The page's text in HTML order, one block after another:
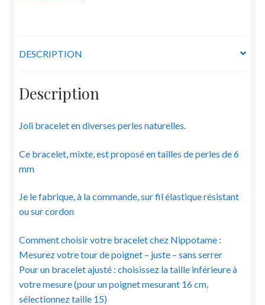
DESCRIPTION
Description
Joli bracelet en diverses perles naturelles.
Ce bracelet, mixte, est proposé en tailles de perles de 6
mm
Je le fabrique, à la commande, sur fil élastique résistant
ou sur cordon
Comment choisir votre bracelet chez Nippotame :
Mesurez votre tour de poignet – juste – sans serrer
Pour un bracelet ajusté : choisissez la taille inférieure à
votre mesure (pour un poignet mesurant 16 cm,
sélectionnez taille 15)